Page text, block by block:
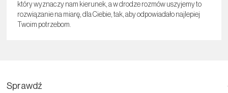
który wyznaczy nam kierunek, a w drodze rozmów uszyjemy to
rozwiązanie na miarę, dla Ciebie, tak, aby odpowiadało najlepiej
Twoim potrzebom.
Sprawdź